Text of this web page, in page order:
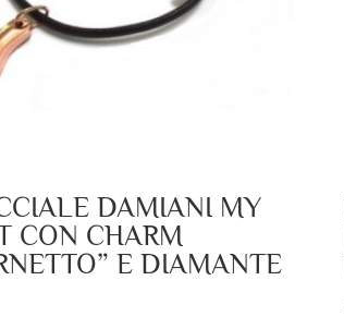
DAMIANI MY
CON CHARM
E DIAMANTE